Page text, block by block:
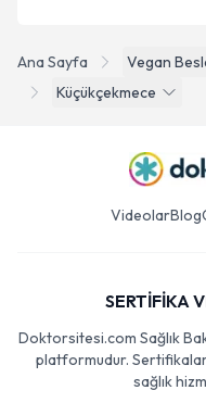
Ana Sayfa Vegan
Küçükçekmece
VideolarBlog
SERTİFİKA
Doktorsitesi.com Sağlık
platformudur.
sağlık